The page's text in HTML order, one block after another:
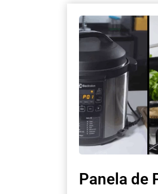
Panela de